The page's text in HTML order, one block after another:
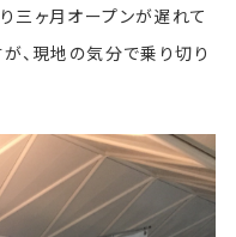
三ヶ月オープンが遅れて
、現地の気分で乗り切り